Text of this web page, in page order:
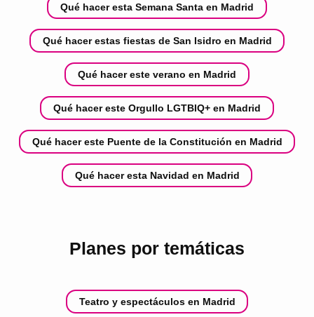
Qué hacer esta Semana Santa en Madrid
Qué hacer estas fiestas de San Isidro en Madrid
Qué hacer este verano en Madrid
Qué hacer este Orgullo LGTBIQ+ en Madrid
Qué hacer este Puente de la Constitución en Madrid
Qué hacer esta Navidad en Madrid
Planes por temáticas
Teatro y espectáculos en Madrid